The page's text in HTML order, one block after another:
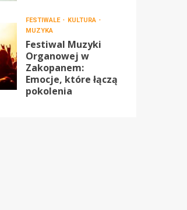
FESTIWALE
KULTURA
MUZYKA
Festiwal Muzyki
Organowej w
Zakopanem:
Emocje, które łączą
pokolenia